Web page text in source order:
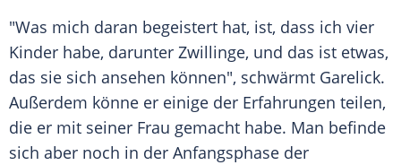
"Was mich daran begeistert hat, ist, dass ich vier
Kinder habe, darunter Zwillinge, und das ist etwas,
das sie sich ansehen können", schwärmt Garelick.
Außerdem könne er einige der Erfahrungen teilen,
die er mit seiner Frau gemacht habe. Man befinde
sich aber noch in der Anfangsphase der